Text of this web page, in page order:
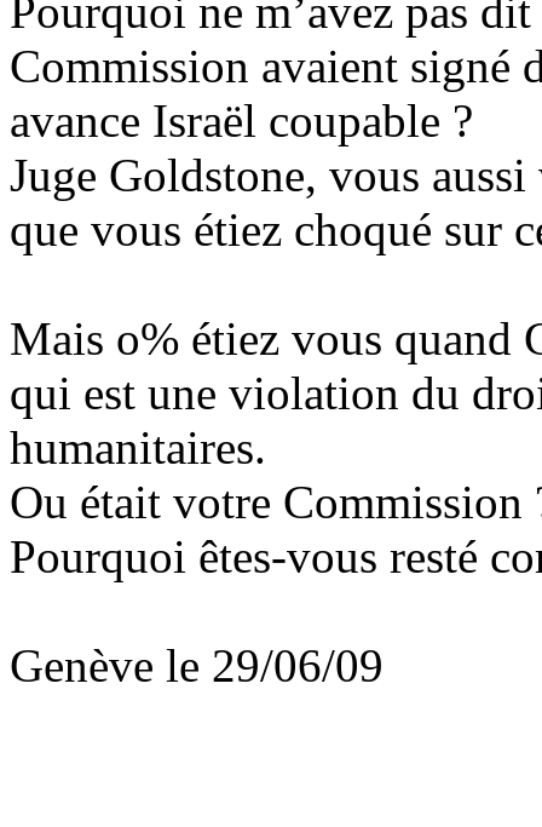
Pourquoi ne m’avez pas
Commission avaient signé
avance Israël coupable ?
Juge Goldstone, vous
que vous étiez choqué sur
Mais o% étiez vous quand
qui est une violation du
humanitaires.
Ou était votre Commission
Pourquoi êtes-vous resté
Genève le 29/06/09